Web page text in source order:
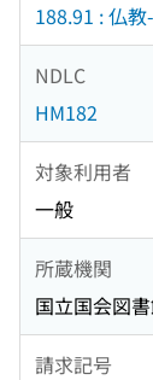
188.91 : 仏
NDLC
HM182
対象利用者
一般
所蔵機関
国立国会図
請求記号